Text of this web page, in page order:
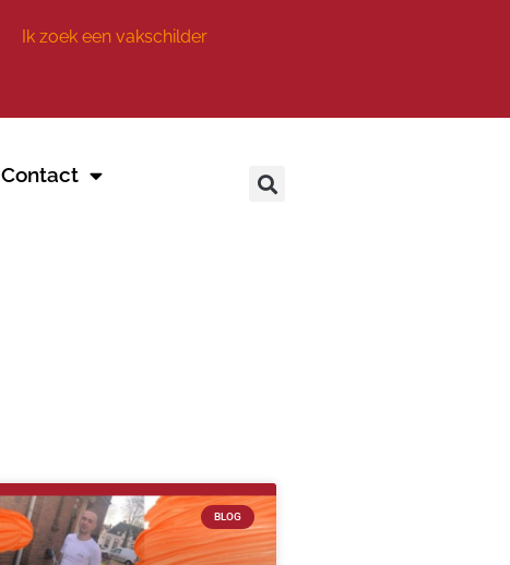
Ik zoek een vakschilder
Contact
BLOG